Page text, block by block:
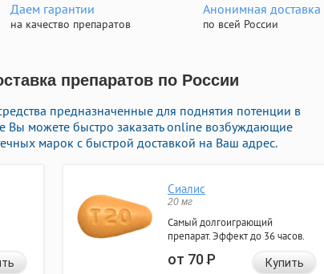
Даем гарантии
на качество препаратов
Анонимная доставка
по всей России
препаратов по России
предназначенные для поднятия потенции в
Вы можете быстро заказать online возбуждающие
марок с быстрой доставкой на Ваш адрес.
Сиалис
20 мг
Самый долгоиграющий
препарат. Эффект до 36 часов.
от 70Р Купить